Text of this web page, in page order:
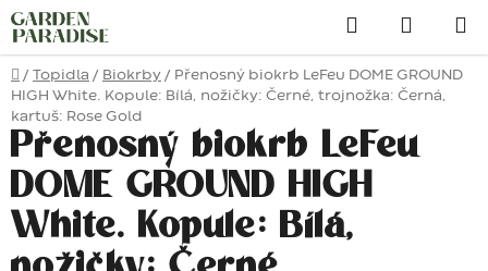
Přejít
na
obsah
Hledat
Domů
/ Topidla / Biokrby / Přenosný biokrb LeFeu DOME GROUND
HIGH White. Kopule: Bílá, nožičky: Černé, trojnožka: Černá,
kartuš: Rose Gold
Přenosný biokrb LeFeu
DOME GROUND HIGH
White. Kopule: Bílá,